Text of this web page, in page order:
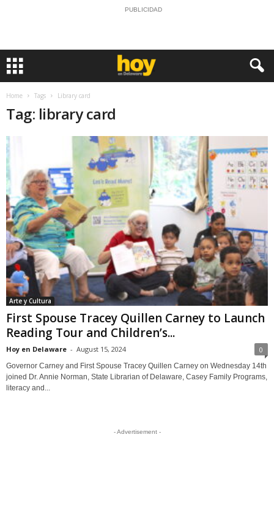
PUBLICIDAD
Home Tags Library card
Tag: library card
Arte y Cultura
First Spouse Tracey Quillen Carney to Launch
Reading Tour and Children’s...
Hoy en Delaware - August 15, 2024 0
Governor Carney and First Spouse Tracey Quillen Carney on Wednesday 14th
joined Dr. Annie Norman, State Librarian of Delaware, Casey Family Programs,
literacy and...
- Advertisement -